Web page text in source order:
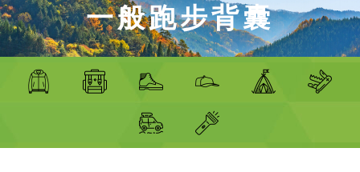
一般跑步背囊